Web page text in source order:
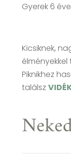
Gyerek 6
Kicsiknek,
Piknikhez
találsz